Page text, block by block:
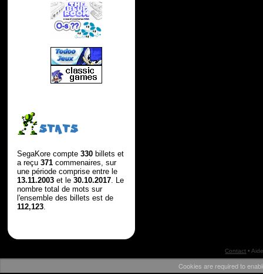
STATS
SegaKore compte 330billets et
a reçu 371commenaires, sur
une période comprise entre le
13.11.2003et le 30.10.2017. Le
nombre total de mots sur
l'ensemble des billets est de
112,123.
Contact •
Cookies are required to